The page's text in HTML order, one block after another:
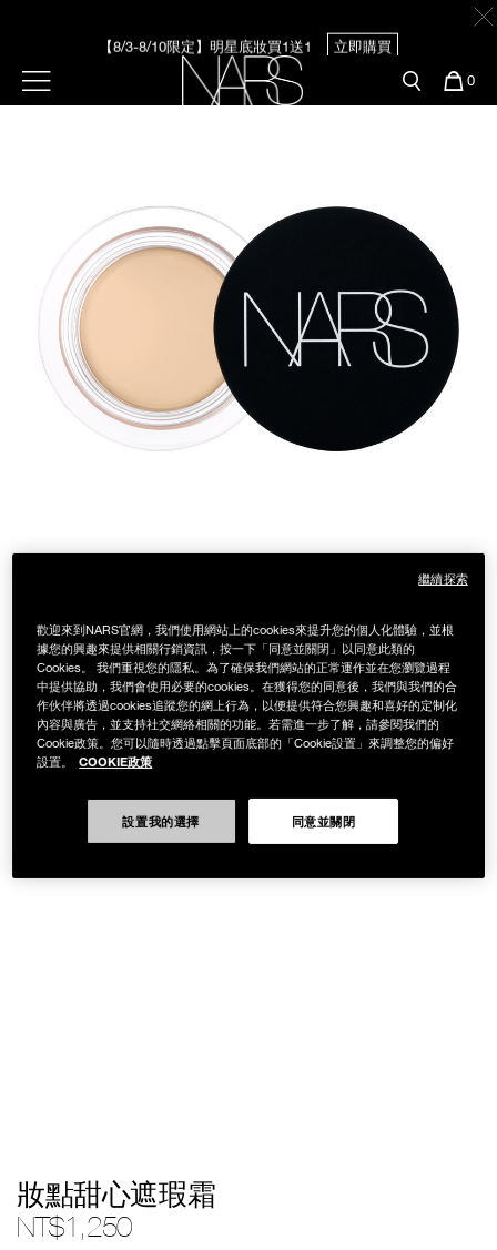
【8/3-8/10限定】明星底妝買1送1 立即購買
新客首購輸＜WELCOME＞享9折
選單"
您
0
預約金曲獎妝容
水光頰彩系列
試用送到家
新客專屬優惠
舊客回購禮遇
彩盤及禮盒組
彩妝專欄
soft-
matte-
complete-
concealer/0607845012801.html
No.
999NAC0000045
妝點甜心遮瑕霜
NT$1,250
歡迎來到NARS官網，我們使用網站上的cookies來提升您的個人化體驗，並根
據您的興趣來提供相關行銷資訊，按一下「同意並關閉」以同意此類的
Cookies。 我們重視您的隱私。為了確保我們網站的正常運作並在您瀏覽過程
中提供協助，我們會使用必要的cookies。在獲得您的同意後，我們與我們的合
作伙伴將透過cookies追蹤您的網上行為，以便提供符合您興趣和喜好的定制化
內容與廣告，並支持社交網絡相關的功能。若需進一步了解，請參閱我們的
Cookie政策。您可以隨時透過點擊頁面底部的「Cookie設置」來調整您的偏好
設置。
COOKIE政策
設置我的選擇 同意並關閉
繼續探索